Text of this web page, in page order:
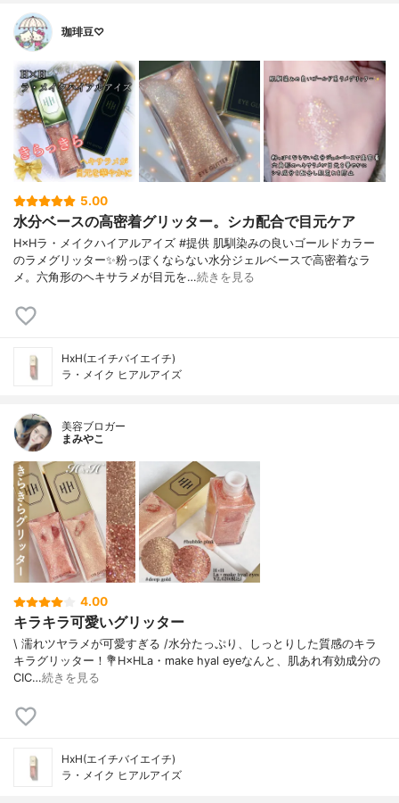
珈琲豆♡
5.00
水分ベースの高密着グリッター。シカ配合で目元ケア
H×Hラ・メイクハイアルアイズ #提供 肌馴染みの良いゴールドカラー
のラメグリッター✨粉っぽくならない水分ジェルベースで高密着なラ
メ。六角形のヘキサラメが目元を…続きを見る
HxH(エイチバイエイチ)
ラ・メイク ヒアルアイズ
美容ブロガー
まみやこ
4.00
キラキラ可愛いグリッター
\ 濡れツヤラメが可愛すぎる /⁡水分たっぷり、しっとりした質感のキラ
キラグリッター！⁡💐H×HLa・make hyal eye⁡なんと、肌あれ有効成分の
CIC…続きを見る
HxH(エイチバイエイチ)
ラ・メイク ヒアルアイズ